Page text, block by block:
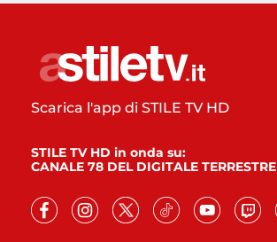
Scarica l'app di STILE TV HD
STILE TV HD in onda su:
CANALE 78 DEL DIGITALE TERRESTRE